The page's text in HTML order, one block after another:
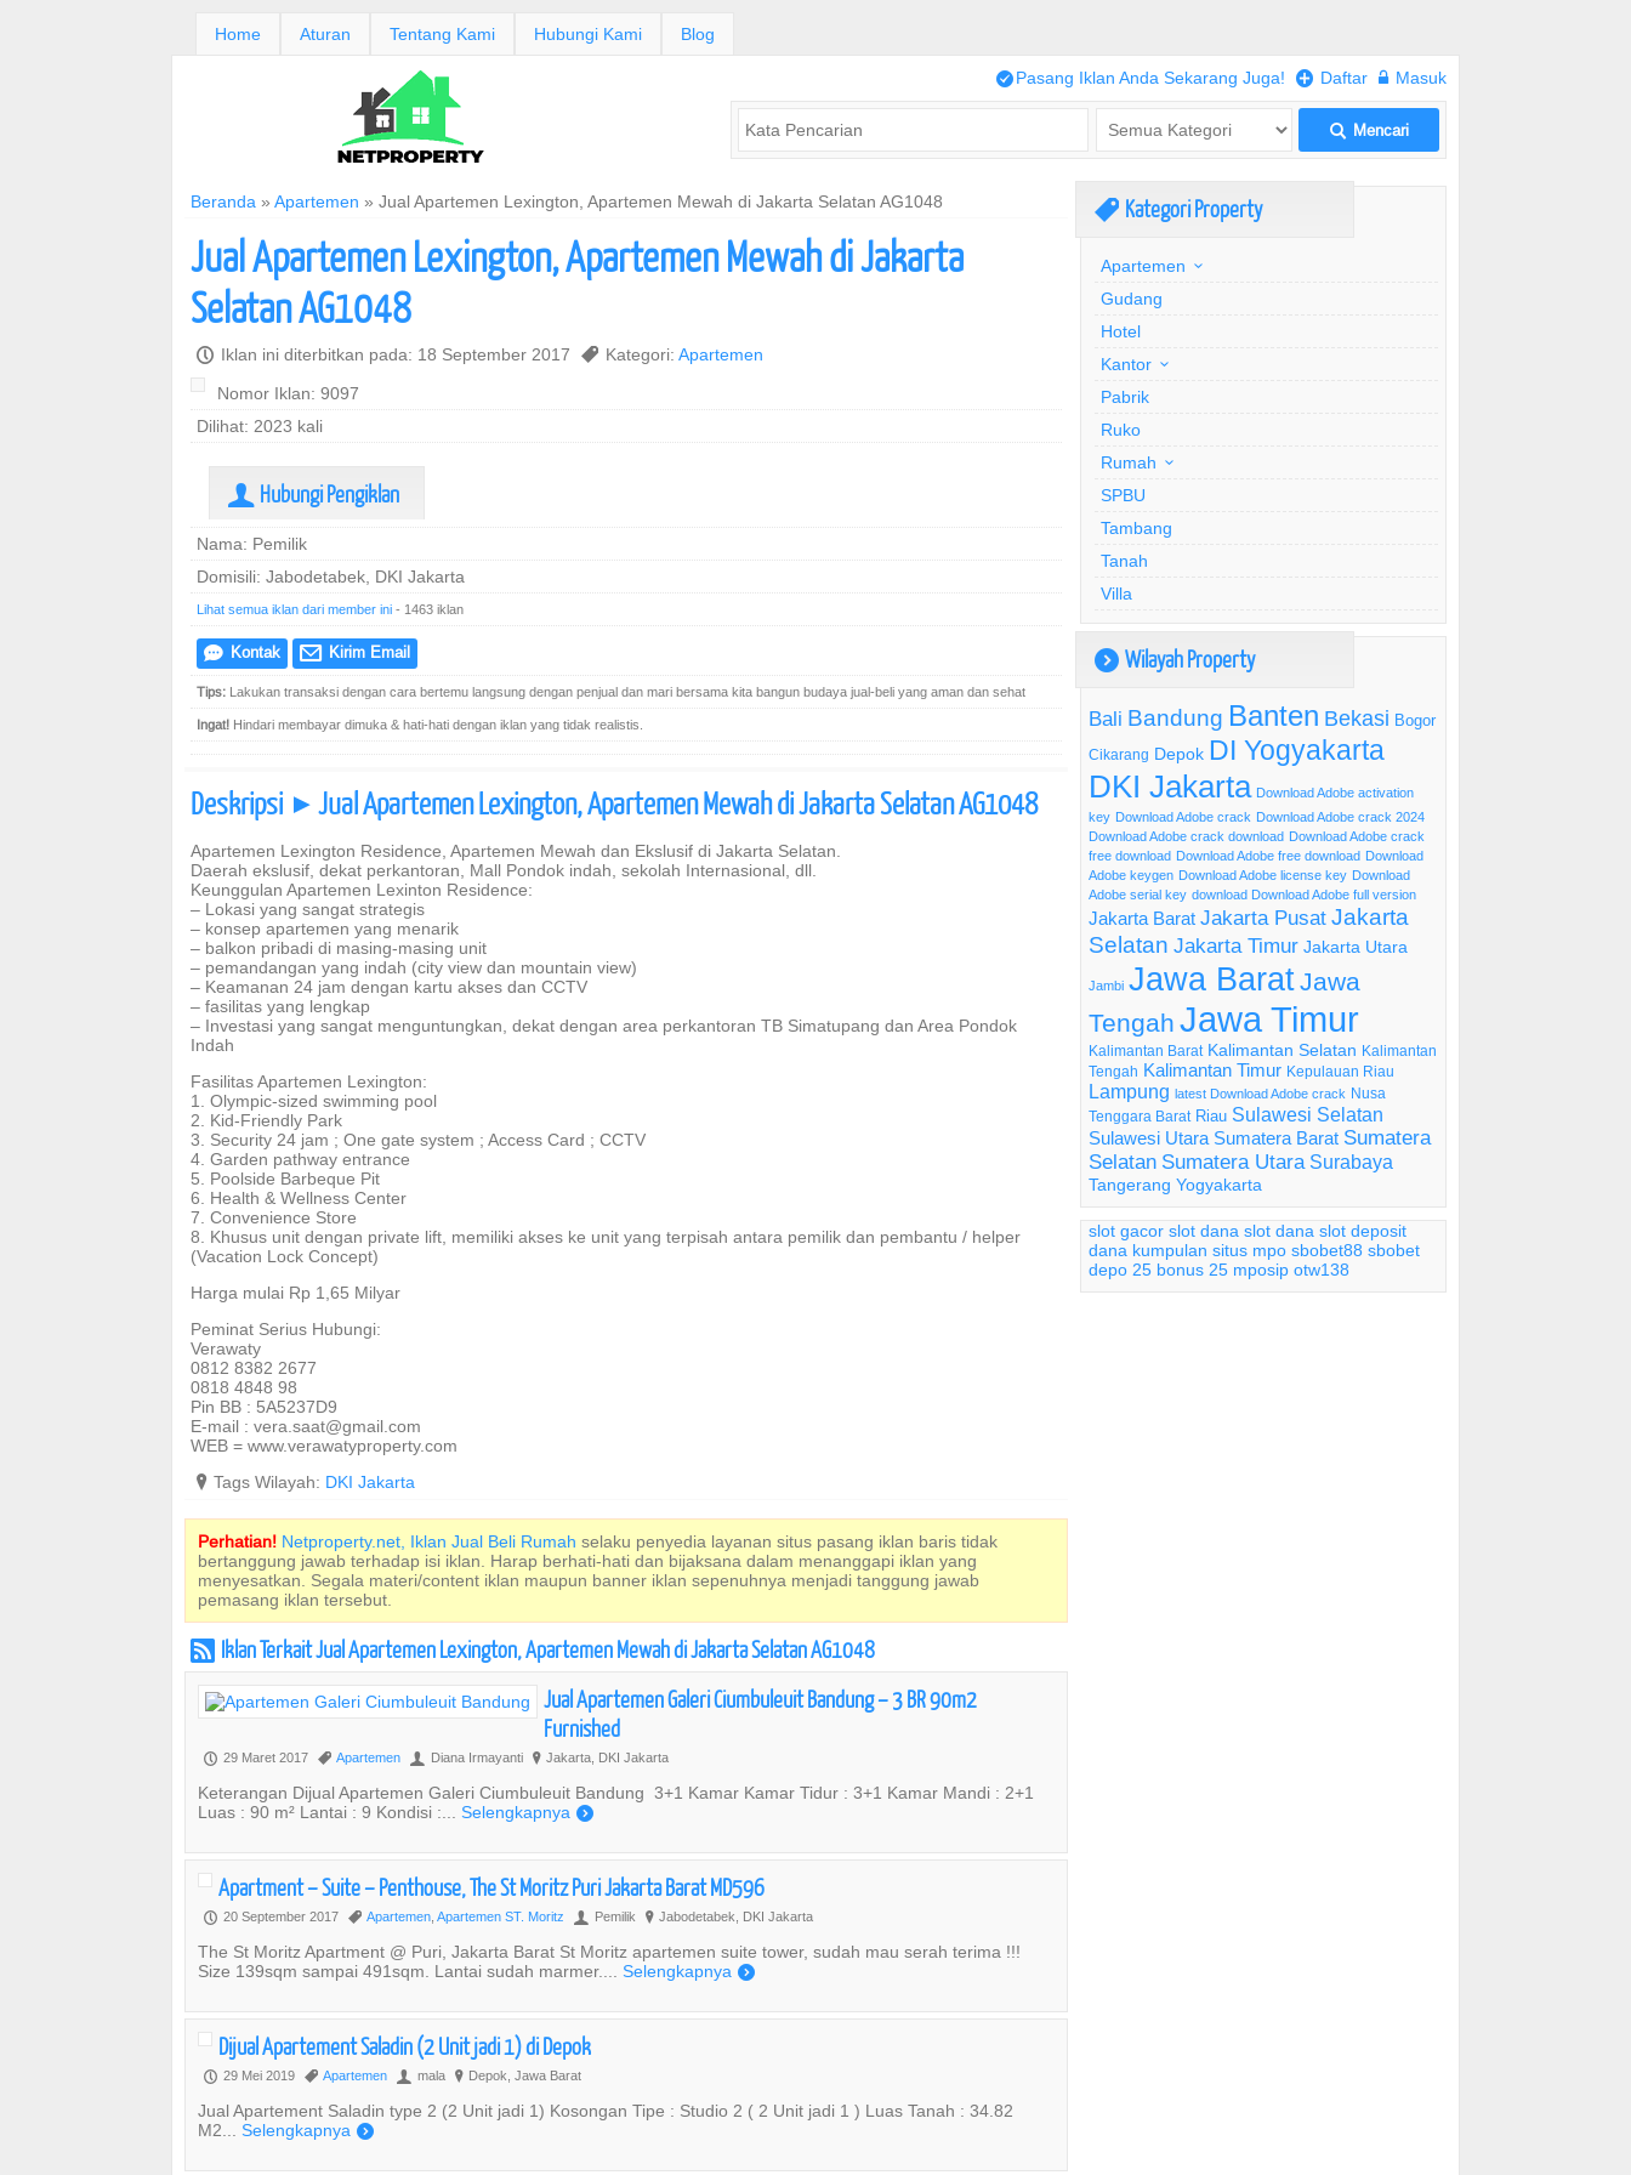
Home Aturan Tentang Kami Hubungi Kami Blog
/Pasang Iklan Anda Sekarang Juga! + Daftar w Masuk
L Mencari
Beranda » Apartemen » Jual Apartemen Lexington, Apartemen Mewah di Jakarta Selatan AG1048
Jual Apartemen Lexington, Apartemen Mewah di Jakarta
Selatan AG1048
P Iklan ini diterbitkan pada: 18 September 2017 , Kategori: Apartemen
Nomor Iklan: 9097
Dilihat: 2023 kali
U Hubungi Pengiklan
Nama: Pemilik
Domisili: Jabodetabek, DKI Jakarta
Lihat semua iklan dari member ini - 1463 iklan
e Kontak @ Kirim Email
Tips: Lakukan transaksi dengan cara bertemu langsung dengan penjual dan mari bersama kita bangun budaya jual-beli yang aman dan sehat
Ingat! Hindari membayar dimuka & hati-hati dengan iklan yang tidak realistis.
Deskripsi ] Jual Apartemen Lexington, Apartemen Mewah di Jakarta Selatan AG1048
Apartemen Lexington Residence, Apartemen Mewah dan Ekslusif di Jakarta Selatan.
Daerah ekslusif, dekat perkantoran, Mall Pondok indah, sekolah Internasional, dll.
Keunggulan Apartemen Lexinton Residence:
– Lokasi yang sangat strategis
– konsep apartemen yang menarik
– balkon pribadi di masing-masing unit
– pemandangan yang indah (city view dan mountain view)
– Keamanan 24 jam dengan kartu akses dan CCTV
– fasilitas yang lengkap
– Investasi yang sangat menguntungkan, dekat dengan area perkantoran TB Simatupang dan Area Pondok
Indah
Fasilitas Apartemen Lexington:
1. Olympic-sized swimming pool
2. Kid-Friendly Park
3. Security 24 jam ; One gate system ; Access Card ; CCTV
4. Garden pathway entrance
5. Poolside Barbeque Pit
6. Health & Wellness Center
7. Convenience Store
8. Khusus unit dengan private lift, memiliki akses ke unit yang terpisah antara pemilik dan pembantu / helper
(Vacation Lock Concept)
Harga mulai Rp 1,65 Milyar
Peminat Serius Hubungi:
Verawaty
0812 8382 2677
0818 4848 98
Pin BB : 5A5237D9
E-mail : vera.saat@gmail.com
WEB = www.verawatyproperty.com
? Tags Wilayah: DKI Jakarta
Perhatian! Netproperty.net, Iklan Jual Beli Rumah selaku penyedia layanan situs pasang iklan baris tidak
bertanggung jawab terhadap isi iklan. Harap berhati-hati dan bijaksana dalam menanggapi iklan yang
menyesatkan. Segala materi/content iklan maupun banner iklan sepenuhnya menjadi tanggung jawab
pemasang iklan tersebut.
r Iklan Terkait Jual Apartemen Lexington, Apartemen Mewah di Jakarta Selatan AG1048
Jual Apartemen Galeri Ciumbuleuit Bandung – 3 BR 90m2
Furnished
P 29 Maret 2017 , Apartemen U Diana Irmayanti ? Jakarta, DKI Jakarta
Keterangan Dijual Apartemen Galeri Ciumbuleuit Bandung 3+1 Kamar Kamar Tidur : 3+1 Kamar Mandi : 2+1
Luas : 90 m² Lantai : 9 Kondisi :... Selengkapnya )
Apartment – Suite – Penthouse, The St Moritz Puri Jakarta Barat MD596
P 20 September 2017 , Apartemen, Apartemen ST. Moritz U Pemilik ? Jabodetabek, DKI Jakarta
The St Moritz Apartment @ Puri, Jakarta Barat St Moritz apartemen suite tower, sudah mau serah terima !!!
Size 139sqm sampai 491sqm. Lantai sudah marmer.... Selengkapnya )
Dijual Apartement Saladin (2 Unit jadi 1) di Depok
P 29 Mei 2019 , Apartemen U mala ? Depok, Jawa Barat
Jual Apartement Saladin type 2 (2 Unit jadi 1) Kosongan Tipe : Studio 2 ( 2 Unit jadi 1 ) Luas Tanah : 34.82
M2... Selengkapnya )
, Kategori Property
Apartemen
Gudang
Hotel
Kantor
Pabrik
Ruko
Rumah
SPBU
Tambang
Tanah
Villa
) Wilayah Property
Bali Bandung Banten Bekasi Bogor
Cikarang Depok DI Yogyakarta
DKI Jakarta Download Adobe activation
key Download Adobe crack Download Adobe crack 2024
Download Adobe crack download Download Adobe crack
free download Download Adobe free download Download
Adobe keygen Download Adobe license key Download
Adobe serial key download Download Adobe full version
Jakarta Barat Jakarta Pusat Jakarta
Selatan Jakarta Timur Jakarta Utara
Jambi Jawa BaratJawa
Tengah Jawa Timur
Kalimantan Barat Kalimantan Selatan Kalimantan
Tengah Kalimantan Timur Kepulauan Riau
Lampung latest Download Adobe crack Nusa
Tenggara Barat Riau Sulawesi Selatan
Sulawesi Utara Sumatera Barat Sumatera
Selatan Sumatera Utara Surabaya
Tangerang Yogyakarta
slot gacor slot dana slot dana slot deposit
dana kumpulan situs mpo sbobet88 sbobet
depo 25 bonus 25 mposip otw138